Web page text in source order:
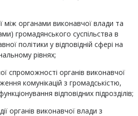
між органами виконавчої влади та
громадянського суспільства в
політики у відповідній сфері на
рівнях;
спроможності органів виконавчої
комунікацій з громадськістю,
відповідних підрозділів;
органів виконавчої влади з